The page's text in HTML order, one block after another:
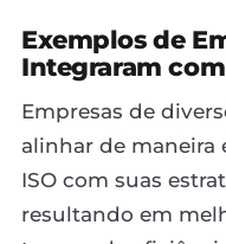
Exemplos de
Integraram
Empresas de
alinhar de maneira
ISO com suas
resultando em